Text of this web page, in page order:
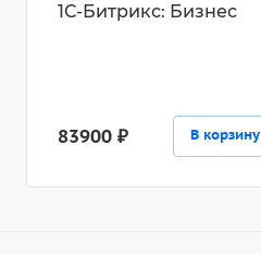
1С-Битрикс: Бизнес
83900 ₽ В корзину